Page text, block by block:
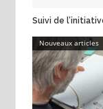
Suivi de
Nouveaux articles